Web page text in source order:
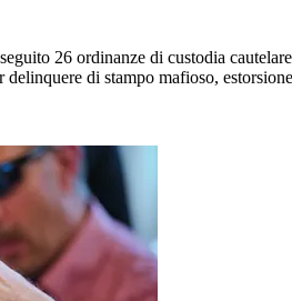
26 ordinanze di custodia
delinquere di stampo mafioso,